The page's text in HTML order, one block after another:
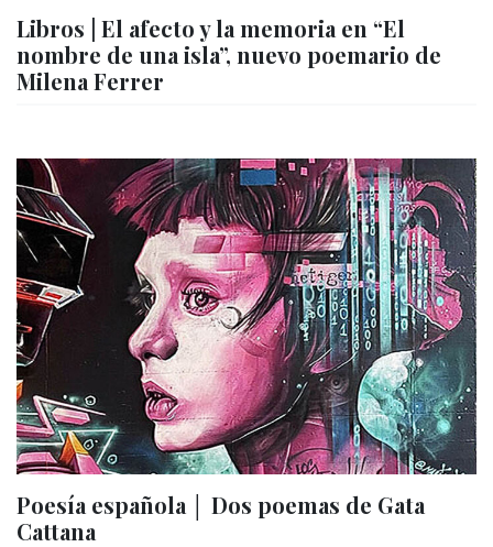
Libros | El afecto y la memoria en “El
nombre de una isla”, nuevo poemario de
Milena Ferrer
Poesía española │ Dos poemas de Gata
Cattana